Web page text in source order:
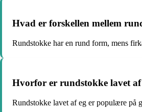
Hvad er forskellen mellem
Rundstokke har en rund form, mens
Hvorfor er rundstokke lavet
Rundstokke lavet af eg er populære på